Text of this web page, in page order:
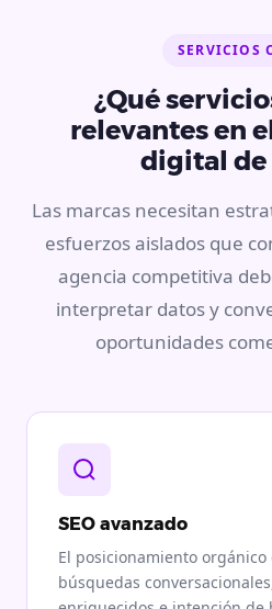
SERVICIOS
¿Qué
relevantes en
digital de
Las marcas necesitan
esfuerzos aislados que
agencia competitiva
interpretar datos y
oportunidades
SEO avanzado
El posicionamiento
búsquedas